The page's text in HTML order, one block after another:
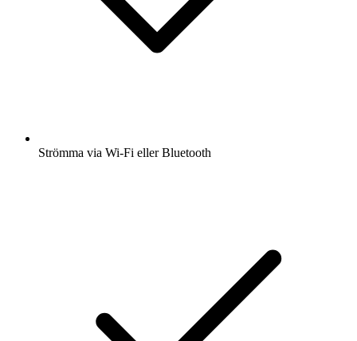
Strömma via Wi-Fi eller Bluetooth